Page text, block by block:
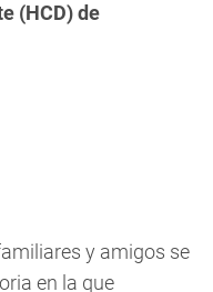
(HCD) de
y amigos se
en la que